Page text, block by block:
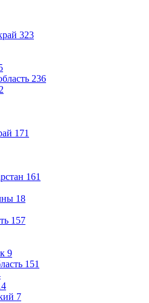
323
236
171
161
18
157
9
151
7